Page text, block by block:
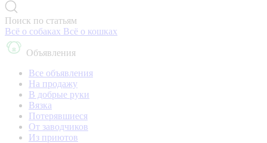
Поиск по статьям
Всё о собаках Всё о кошках
Объявления
Все объявления
На продажу
В добрые руки
Вязка
Потерявшиеся
От заводчиков
Из приютов